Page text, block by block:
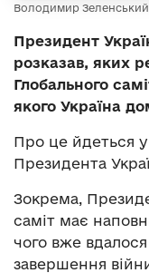
Володимир
Президент
розказав, яких
Глобального
якого Україна
Про це йдеться
Президента
Зокрема,
саміт має
чого вже
завершення